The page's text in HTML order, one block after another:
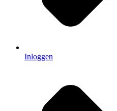
Inloggen